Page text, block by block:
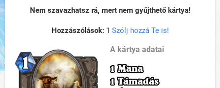
Nem szavazhatsz rá, mert nem gyűjthető kártya!
Hozzászólások:1 Szólj hozzá Te is!
A kártya adatai
1 Mana
1 Támadás